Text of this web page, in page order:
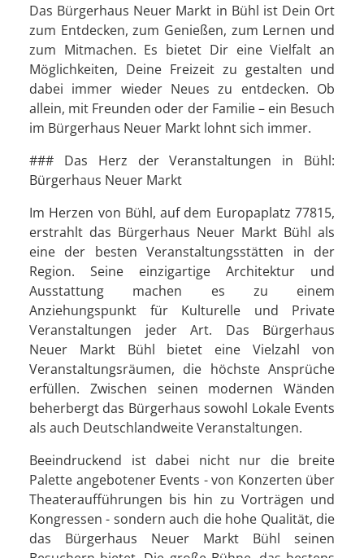
Das Bürgerhaus Neuer Markt in Bühl ist Dein Ort
zum Entdecken, zum Genießen, zum Lernen und
zum Mitmachen. Es bietet Dir eine Vielfalt an
Möglichkeiten, Deine Freizeit zu gestalten und
dabei immer wieder Neues zu entdecken. Ob
allein, mit Freunden oder der Familie – ein Besuch
im Bürgerhaus Neuer Markt lohnt sich immer.
### Das Herz der Veranstaltungen in Bühl:
Bürgerhaus Neuer Markt
Im Herzen von Bühl, auf dem Europaplatz 77815,
erstrahlt das Bürgerhaus Neuer Markt Bühl als
eine der besten Veranstaltungsstätten in der
Region. Seine einzigartige Architektur und
Ausstattung machen es zu einem
Anziehungspunkt für Kulturelle und Private
Veranstaltungen jeder Art. Das Bürgerhaus
Neuer Markt Bühl bietet eine Vielzahl von
Veranstaltungsräumen, die höchste Ansprüche
erfüllen. Zwischen seinen modernen Wänden
beherbergt das Bürgerhaus sowohl Lokale Events
als auch Deutschlandweite Veranstaltungen.
Beeindruckend ist dabei nicht nur die breite
Palette angebotener Events - von Konzerten über
Theateraufführungen bis hin zu Vorträgen und
Kongressen - sondern auch die hohe Qualität, die
das Bürgerhaus Neuer Markt Bühl seinen